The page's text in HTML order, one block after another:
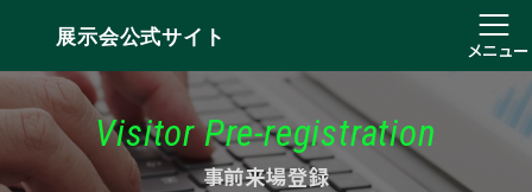
展示会公式サイト
メニュー
Visitor Pre-registration
事前来場登録